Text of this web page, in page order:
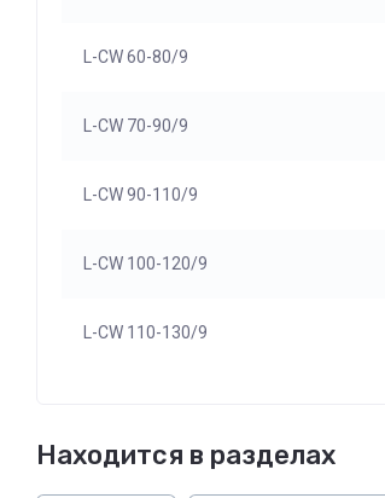
L-CW 60-80/9
L-CW 70-90/9
L-CW 90-110/9
L-CW 100-120/9
L-CW 110-130/9
Находится в разделах